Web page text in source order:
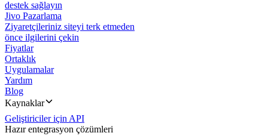
destek sağlayın
Jivo Pazarlama
Ziyaretçileriniz siteyi terk etmeden
önce ilgilerini çekin
Fiyatlar
Ortaklık
Uygulamalar
Yardım
Blog
Kaynaklar
Geliştiriciler için API
Hazır entegrasyon çözümleri